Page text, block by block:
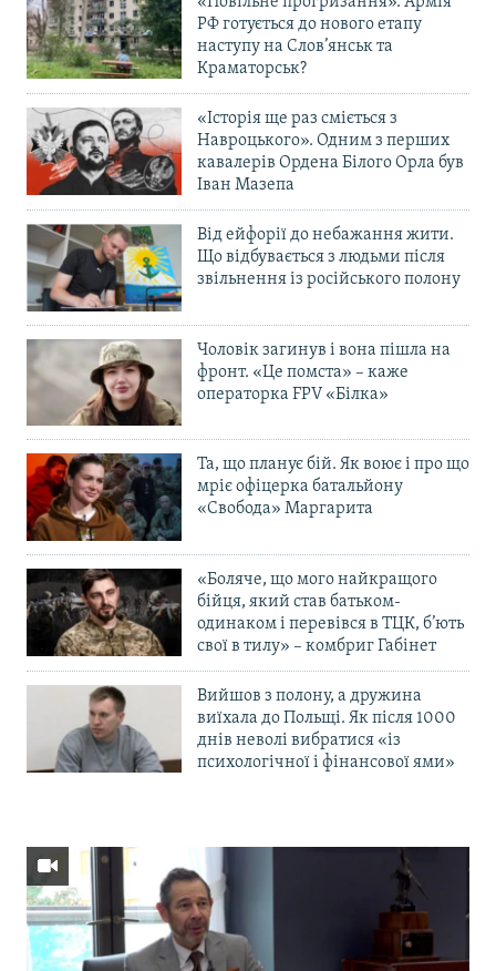
РФ готується до нового етапу
наступу на Слов’янськ та
Краматорськ?
«Історія ще раз сміється з
Навроцького». Одним з перших
кавалерів Ордена Білого Орла був
Іван Мазепа
Від ейфорії до небажання жити.
Що відбувається з людьми після
звільнення із російського полону
Чоловік загинув і вона пішла на
фронт. «Це помста» – каже
операторка FPV «Білка»
Та, що планує бій. Як воює і про що
мріє офіцерка батальйону
«Свобода» Маргарита
«Боляче, що мого найкращого
бійця, який став батьком-
одинаком і перевівся в ТЦК, б’ють
свої в тилу» – комбриг Габінет
Вийшов з полону, а дружина
виїхала до Польщі. Як після 1000
днів неволі вибратися «із
психологічної і фінансової ями»